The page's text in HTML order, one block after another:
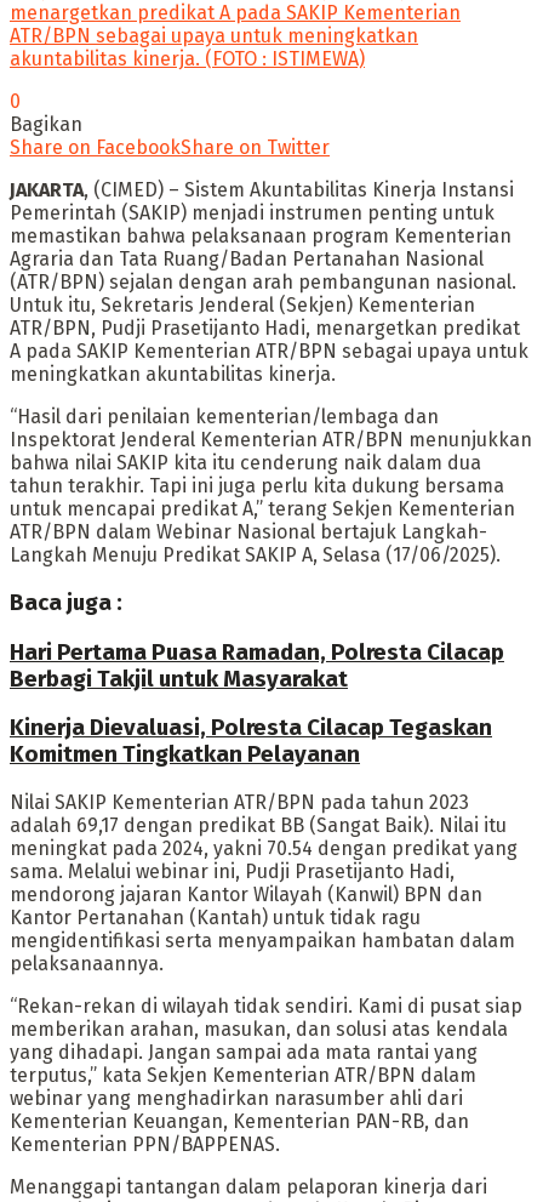
menargetkan predikat A pada SAKIP Kementerian
ATR/BPN sebagai upaya untuk meningkatkan
akuntabilitas kinerja. (FOTO : ISTIMEWA)
0
Bagikan
Share on FacebookShare on Twitter
JAKARTA, (CIMED) – Sistem Akuntabilitas Kinerja Instansi
Pemerintah (SAKIP) menjadi instrumen penting untuk
memastikan bahwa pelaksanaan program Kementerian
Agraria dan Tata Ruang/Badan Pertanahan Nasional
(ATR/BPN) sejalan dengan arah pembangunan nasional.
Untuk itu, Sekretaris Jenderal (Sekjen) Kementerian
ATR/BPN, Pudji Prasetijanto Hadi, menargetkan predikat
A pada SAKIP Kementerian ATR/BPN sebagai upaya untuk
meningkatkan akuntabilitas kinerja.
“Hasil dari penilaian kementerian/lembaga dan
Inspektorat Jenderal Kementerian ATR/BPN menunjukkan
bahwa nilai SAKIP kita itu cenderung naik dalam dua
tahun terakhir. Tapi ini juga perlu kita dukung bersama
untuk mencapai predikat A,” terang Sekjen Kementerian
ATR/BPN dalam Webinar Nasional bertajuk Langkah-
Langkah Menuju Predikat SAKIP A, Selasa (17/06/2025).
Baca juga :
Hari Pertama Puasa Ramadan, Polresta Cilacap
Berbagi Takjil untuk Masyarakat
Kinerja Dievaluasi, Polresta Cilacap Tegaskan
Komitmen Tingkatkan Pelayanan
Nilai SAKIP Kementerian ATR/BPN pada tahun 2023
adalah 69,17 dengan predikat BB (Sangat Baik). Nilai itu
meningkat pada 2024, yakni 70.54 dengan predikat yang
sama. Melalui webinar ini, Pudji Prasetijanto Hadi,
mendorong jajaran Kantor Wilayah (Kanwil) BPN dan
Kantor Pertanahan (Kantah) untuk tidak ragu
mengidentifikasi serta menyampaikan hambatan dalam
pelaksanaannya.
“Rekan-rekan di wilayah tidak sendiri. Kami di pusat siap
memberikan arahan, masukan, dan solusi atas kendala
yang dihadapi. Jangan sampai ada mata rantai yang
terputus,” kata Sekjen Kementerian ATR/BPN dalam
webinar yang menghadirkan narasumber ahli dari
Kementerian Keuangan, Kementerian PAN-RB, dan
Kementerian PPN/BAPPENAS.
Menanggapi tantangan dalam pelaporan kinerja dari